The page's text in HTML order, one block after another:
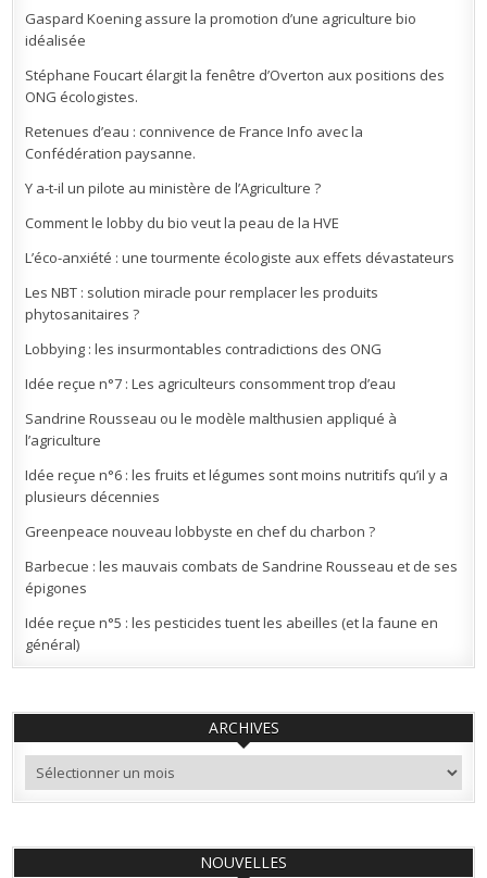
Gaspard Koening assure la promotion d’une agriculture bio
idéalisée
Stéphane Foucart élargit la fenêtre d’Overton aux positions des
ONG écologistes.
Retenues d’eau : connivence de France Info avec la
Confédération paysanne.
Y a-t-il un pilote au ministère de l’Agriculture ?
Comment le lobby du bio veut la peau de la HVE
L’éco-anxiété : une tourmente écologiste aux effets dévastateurs
Les NBT : solution miracle pour remplacer les produits
phytosanitaires ?
Lobbying : les insurmontables contradictions des ONG
Idée reçue n°7 : Les agriculteurs consomment trop d’eau
Sandrine Rousseau ou le modèle malthusien appliqué à
l’agriculture
Idée reçue n°6 : les fruits et légumes sont moins nutritifs qu’il y a
plusieurs décennies
Greenpeace nouveau lobbyste en chef du charbon ?
Barbecue : les mauvais combats de Sandrine Rousseau et de ses
épigones
Idée reçue n°5 : les pesticides tuent les abeilles (et la faune en
général)
ARCHIVES
Archives
NOUVELLES